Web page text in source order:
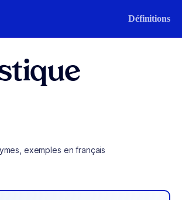
Définitions
exemples en français